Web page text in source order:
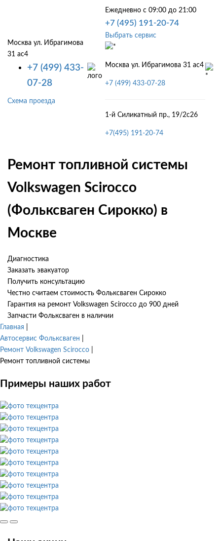
Москва ул. Ибрагимова
31 ас4
+7 (499) 433-
07-28
Схема проезда
Ежедневно с 09:00 до 21:00
+7 (495) 191-20-74
Выбрать сервис
Москва ул. Ибрагимова 31 ас4
+7 (499) 433-07-28
1-й Силикатный пр., 19/2с26
+7(495) 191-20-74
Ремонт топливной системы
Volkswagen Scirocco
(Фольксваген Сирокко) в
Москве
Диагностика
Заказать эвакуатор
Получить консультацию
Честно считаем стоимость Фольксваген Сирокко
Гарантия на ремонт Volkswagen Scirocco до 900 дней
Запчасти Фольксваген в наличии
Главная
Автосервис Фольксваген
Ремонт Volkswagen Scirocco
Ремонт топливной системы
Примеры наших работ